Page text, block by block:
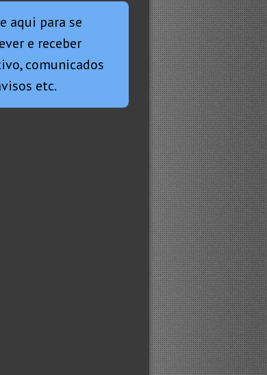
aqui para se
e receber
comunicados
etc.